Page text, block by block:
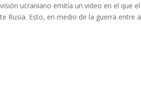
ucraniano emitía un video en el que
Rusia. Esto, en medio de la guerra